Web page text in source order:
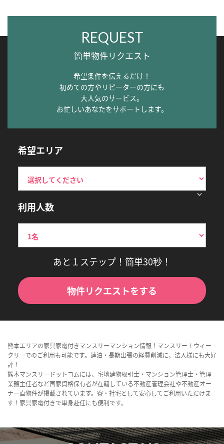
REQUEST
簡単物件リクエスト
希望条件を伝えるだけ！
初めての方やリピーターの方にも
大人気のサービス。
お忙しいあなたをサポートします。
希望エリア
利用人数
あと１ステップ！簡単30秒！
物件リクエストをする
熊本エリアの家具家電付きマンスリーマンション情報！マンスリー＋ウィー
クリーでのご利用も可能です。連泊・長期出張の経費削減に、法人様にも大好
評！
熊本マンスリードットコムには、宅地建物取引士・マンション管理士・管理
業務主任者など国家資格保有者が在籍している不動産管理会社や不動産オー
ナー直物件が掲載されています。寮・社宅として安心してご利用いただけま
す！家具家電付きで単身赴任にも便利です。